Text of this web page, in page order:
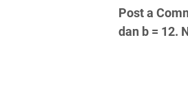
Post a
dan b = 12.